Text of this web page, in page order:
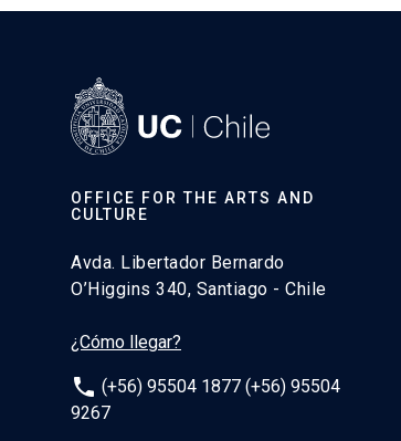
OFFICE FOR THE ARTS AND
CULTURE
Avda. Libertador Bernardo
O’Higgins 340, Santiago - Chile
¿Cómo llegar?
phone (+56) 95504 1877 (+56) 95504
9267